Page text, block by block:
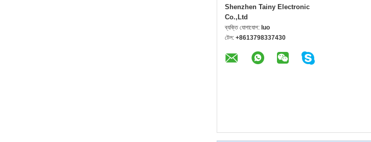
Shenzhen Tainy Electronic
Co.,Ltd
ব্যক্তি যোগাযোগ: luo
টেল: +8613798337430